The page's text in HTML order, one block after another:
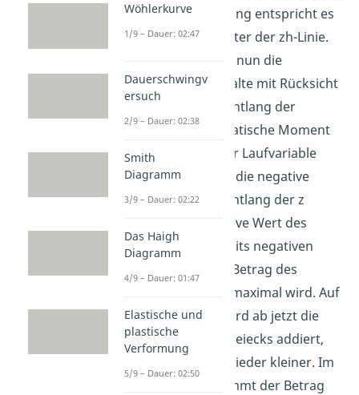
der graphischen Lösung entspricht es
dem Flächeninhalt unter der zh-Linie.
Deshalb addieren wir nun die
einzelnen Flächeninhalte mit Rücksicht
auf ihre Vorzeichen entlang der
Laufvariable s. Das statische Moment
ist am Anfang unserer Laufvariable
also Null. Dann steigt die negative
Fläche konstant an. Entlang der z
Achse wird der negative Wert des
Dreiecks zu dem bereits negativen
Wert addiert, bis der Betrag des
statischen Moments maximal wird. Auf
die negative Fläche wird ab jetzt die
positive Fläche des Dreiecks addiert,
die Fläche wird also wieder kleiner. Im
unteren Abschnitt nimmt der Betrag
Wöhlerkurve
1/9 – Dauer: 02:47
Dauerschwingv
ersuch
2/9 – Dauer: 02:38
Smith
Diagramm
3/9 – Dauer: 02:22
Das Haigh
Diagramm
4/9 – Dauer: 01:47
Elastische und
plastische
Verformung
5/9 – Dauer: 02:50